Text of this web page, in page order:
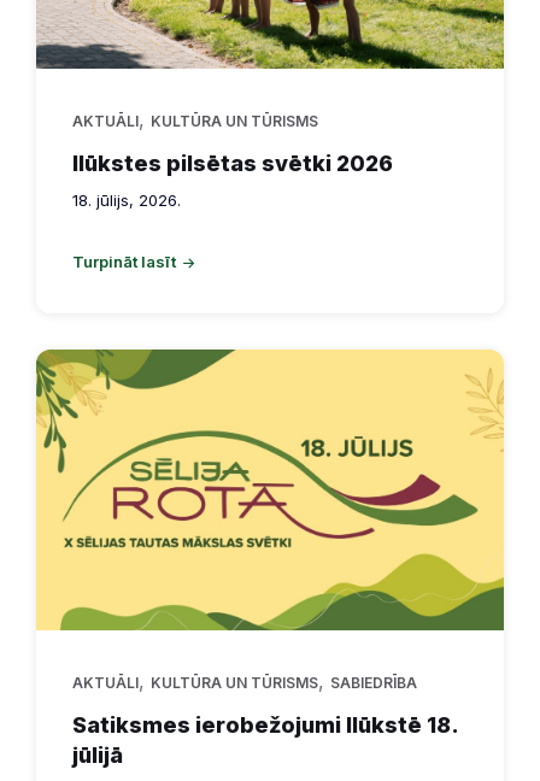
AKTUĀLI, KULTŪRA UN TŪRISMS
Ilūkstes pilsētas svētki 2026
18. jūlijs, 2026.
Turpināt lasīt
AKTUĀLI, KULTŪRA UN TŪRISMS, SABIEDRĪBA
Satiksmes ierobežojumi Ilūkstē 18.
jūlijā